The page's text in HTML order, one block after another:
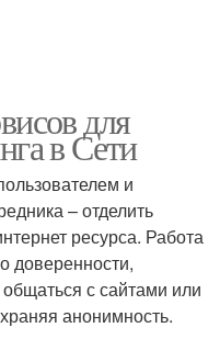
для
в Сети
и
– отделить
ресурса. Работа
доверенности,
с сайтами или
анонимность.